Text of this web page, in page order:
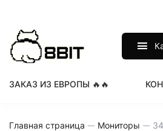
ЗАКАЗ ИЗ ЕВРОПЫ 🔥🔥
Главная страница Мониторы